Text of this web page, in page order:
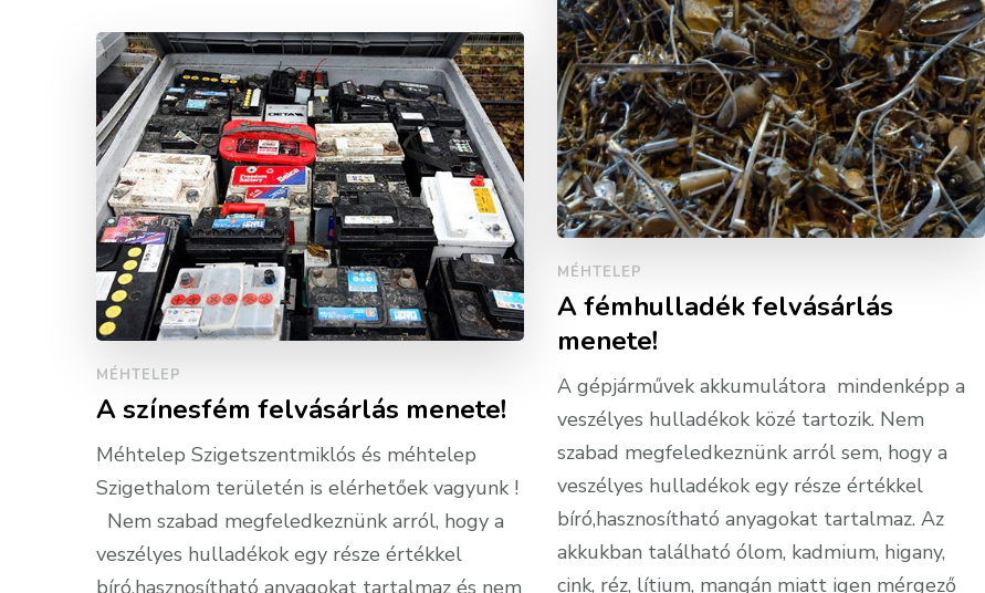
MÉHTELEP
A fémhulladék felvásárlás
menete!
A gépjárművek akkumulátora mindenképp a
veszélyes hulladékok közé tartozik. Nem
szabad megfeledkeznünk arról sem, hogy a
veszélyes hulladékok egy része értékkel
bíró,hasznosítható anyagokat tartalmaz. Az
akkukban található ólom, kadmium, higany,
cink, réz, lítium, mangán miatt igen mérgező
MÉHTELEP
A színesfém felvásárlás menete!
Méhtelep Szigetszentmiklós és méhtelep
Szigethalom területén is elérhetőek vagyunk !
Nem szabad megfeledkeznünk arról, hogy a
veszélyes hulladékok egy része értékkel